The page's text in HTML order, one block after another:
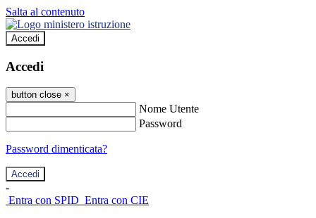
Salta al contenuto
Accedi
Accedi
button close ×
Nome Utente
Password
Password dimenticata?
-
Entra con SPID Entra con CIE